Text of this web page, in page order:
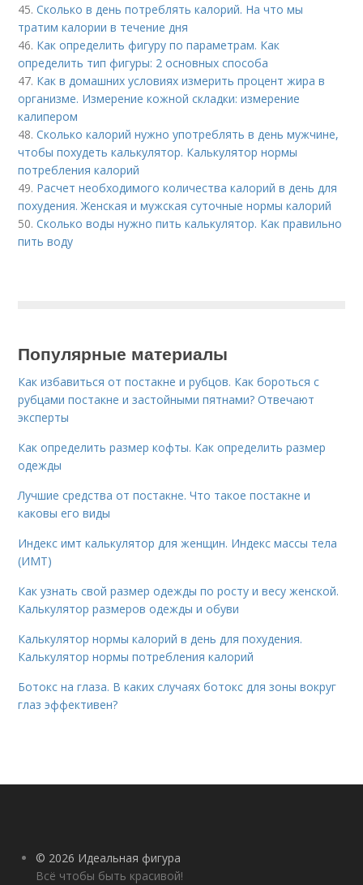
45.Сколько в день потреблять калорий. На что мы
тратим калории в течение дня
46. Как определить фигуру по параметрам. Как
определить тип фигуры: 2 основных способа
47. Как в домашних условиях измерить процент жира в
организме. Измерение кожной складки: измерение
калипером
48.Сколько калорий нужно употреблять в день мужчине,
чтобы похудеть калькулятор. Калькулятор нормы
потребления калорий
49. Расчет необходимого количества калорий в день для
похудения. Женская и мужская суточные нормы калорий
50.Сколько воды нужно пить калькулятор. Как правильно
пить воду
Популярные материалы
Как избавиться от постакне и рубцов. Как бороться с
рубцами постакне и застойными пятнами? Отвечают
эксперты
Как определить размер кофты. Как определить размер
одежды
Лучшие средства от постакне. Что такое постакне и
каковы его виды
Индекс имт калькулятор для женщин. Индекс массы тела
(ИМТ)
Как узнать свой размер одежды по росту и весу женской.
Калькулятор размеров одежды и обуви
Калькулятор нормы калорий в день для похудения.
Калькулятор нормы потребления калорий
Ботокс на глаза. В каких случаях ботокс для зоны вокруг
глаз эффективен?
© 2026 Идеальная фигура
Всё чтобы быть красивой!